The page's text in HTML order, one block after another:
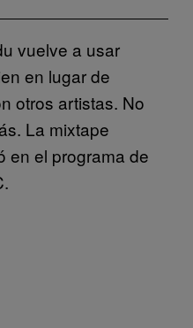
vuelve a usar
en lugar de
otros artistas. No
La mixtape
en el programa de